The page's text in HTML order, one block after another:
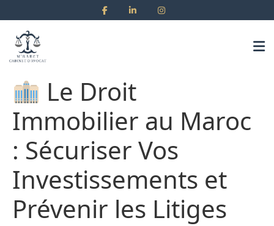
Le Droit
Immobilier au Maroc
: Sécuriser Vos
Investissements et
Prévenir les Litiges